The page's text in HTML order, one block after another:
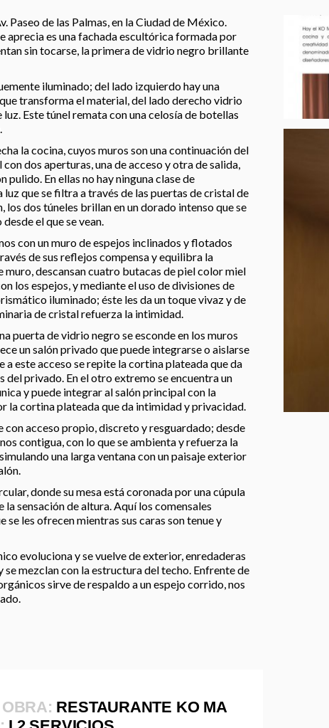
Paseo de las Palmas, en la Ciudad de México.
aprecia es una fachada escultórica formada por
sin tocarse, la primera de vidrio negro brillante
iluminado; del lado izquierdo hay una
transforma el material, del lado derecho vidrio
Este túnel remata con una celosía de botellas
la cocina, cuyos muros son una continuación del
dos aperturas, una de acceso y otra de salida,
En ellas no hay ninguna clase de
que se filtra a través de las puertas de cristal de
los dos túneles brillan en un dorado intenso que se
el que se vean.
con un muro de espejos inclinados y flotados
de sus reflejos compensa y equilibra la
muro, descansan cuatro butacas de piel color miel
los espejos, y mediante el uso de divisiones de
iluminado; éste les da un toque vivaz y de
de cristal refuerza la intimidad.
puerta de vidrio negro se esconde en los muros
un salón privado que puede integrarse o aislarse
este acceso se repite la cortina plateada que da
privado. En el otro extremo se encuentra un
y puede integrar al salón principal con la
la cortina plateada que da intimidad y privacidad.
con acceso propio, discreto y resguardado; desde
contigua, con lo que se ambienta y refuerza la
una larga ventana con un paisaje exterior
donde su mesa está coronada por una cúpula
sensación de altura. Aquí los comensales
les ofrecen mientras sus caras son tenue y
evoluciona y se vuelve de exterior, enredaderas
mezclan con la estructura del techo. Enfrente de
sirve de respaldo a un espejo corrido, nos
RESTAURANTE KO MA